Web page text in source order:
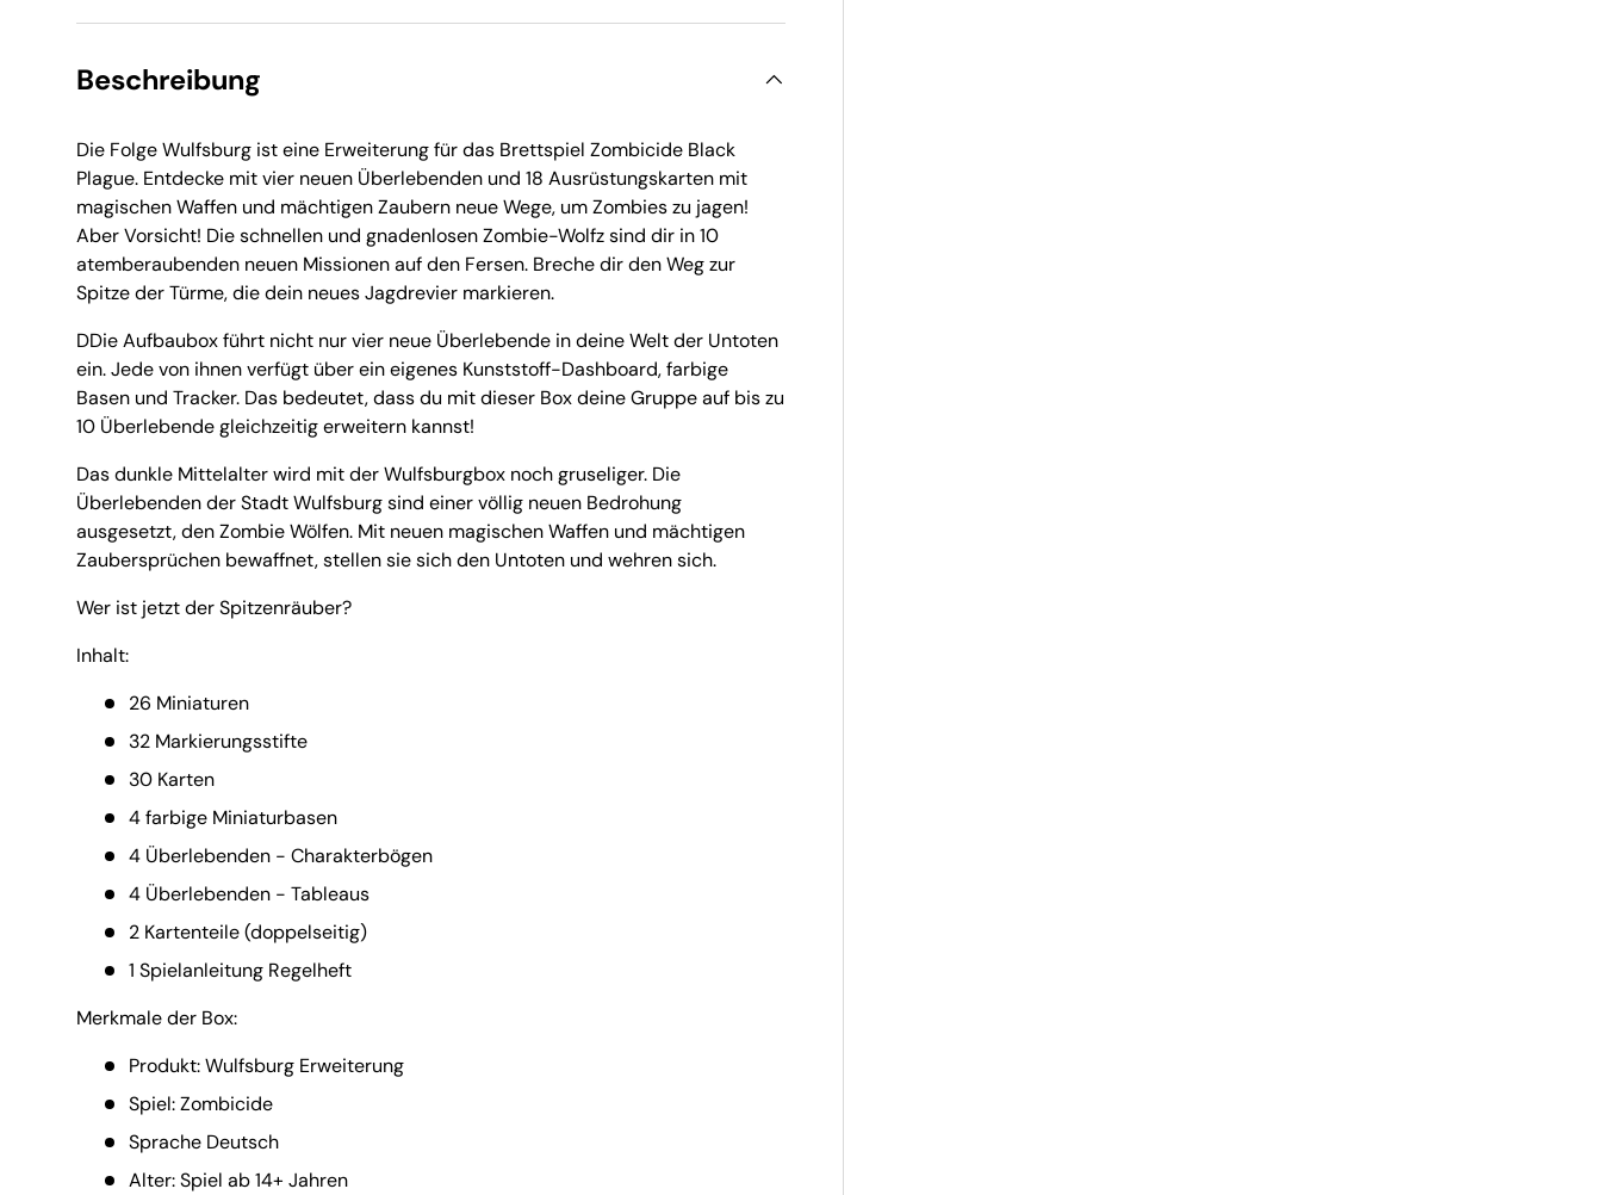
Beschreibung
Die Folge Wulfsburg ist eine Erweiterung für das Brettspiel Zombicide Black
Plague. Entdecke mit vier neuen Überlebenden und 18 Ausrüstungskarten mit
magischen Waffen und mächtigen Zaubern neue Wege, um Zombies zu jagen!
Aber Vorsicht! Die schnellen und gnadenlosen Zombie-Wolfz sind dir in 10
atemberaubenden neuen Missionen auf den Fersen. Breche dir den Weg zur
Spitze der Türme, die dein neues Jagdrevier markieren.
DDie Aufbaubox führt nicht nur vier neue Überlebende in deine Welt der Untoten
ein. Jede von ihnen verfügt über ein eigenes Kunststoff-Dashboard, farbige
Basen und Tracker. Das bedeutet, dass du mit dieser Box deine Gruppe auf bis zu
10 Überlebende gleichzeitig erweitern kannst!
Das dunkle Mittelalter wird mit der Wulfsburgbox noch gruseliger. Die
Überlebenden der Stadt Wulfsburg sind einer völlig neuen Bedrohung
ausgesetzt, den Zombie Wölfen. Mit neuen magischen Waffen und mächtigen
Zaubersprüchen bewaffnet, stellen sie sich den Untoten und wehren sich.
Wer ist jetzt der Spitzenräuber?
Inhalt:
26 Miniaturen
32 Markierungsstifte
30 Karten
4 farbige Miniaturbasen
4 Überlebenden - Charakterbögen
4 Überlebenden - Tableaus
2 Kartenteile (doppelseitig)
1 Spielanleitung Regelheft
Merkmale der Box:
Produkt: Wulfsburg Erweiterung
Spiel: Zombicide
Sprache Deutsch
Alter: Spiel ab 14+ Jahren